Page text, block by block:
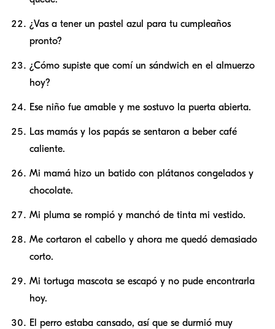
¿Vas a tener un pastel azul para tu cumpleaños
pronto?
¿Cómo supiste que comí un sándwich en el almuerzo
hoy?
Ese niño fue amable y me sostuvo la puerta abierta.
Las mamás y los papás se sentaron a beber café
caliente.
Mi mamá hizo un batido con plátanos congelados y
chocolate.
Mi pluma se rompió y manchó de tinta mi vestido.
Me cortaron el cabello y ahora me quedó demasiado
corto.
Mi tortuga mascota se escapó y no pude encontrarla
hoy.
El perro estaba cansado, así que se durmió muy